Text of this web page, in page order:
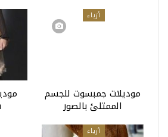
أزياء
موديلات جمبسوت للجسم
الممتلئ بالصور
أزياء